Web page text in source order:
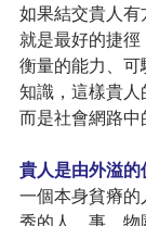
如果結交貴人
就是最好的捷
衡量的能力、
知識，這樣貴人
而是社會網路中
貴人是由外溢
一個本身貧瘠